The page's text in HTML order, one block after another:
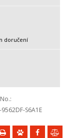
doručení
9562DF-S6A1E